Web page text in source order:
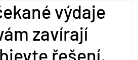
výdaje
zavírají
řešení,